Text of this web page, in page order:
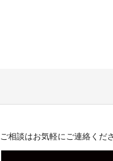
ご相談はお気軽にご連絡くださ